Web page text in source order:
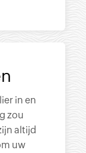
in en
zou
altijd
uw